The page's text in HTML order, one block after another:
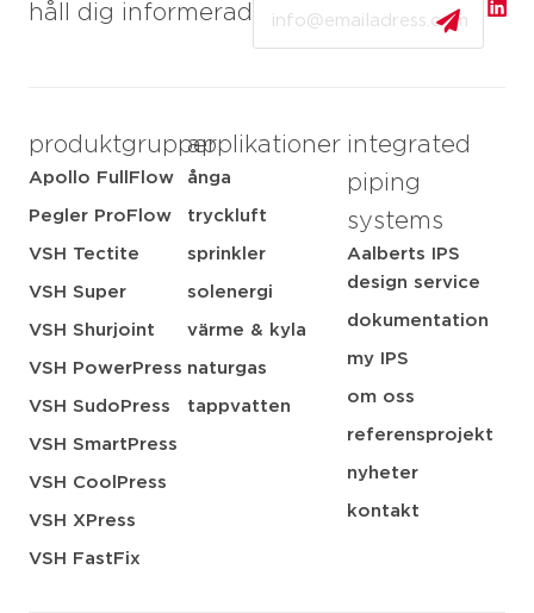
håll dig informerad
produktgrupper
Apollo FullFlow
Pegler ProFlow
VSH Tectite
VSH Super
VSH Shurjoint
VSH PowerPress
VSH SudoPress
VSH SmartPress
VSH CoolPress
VSH XPress
VSH FastFix
applikationer
ånga
tryckluft
sprinkler
solenergi
värme & kyla
naturgas
tappvatten
integrated
piping
systems
Aalberts IPS
design service
dokumentation
my IPS
om oss
referensprojekt
nyheter
kontakt